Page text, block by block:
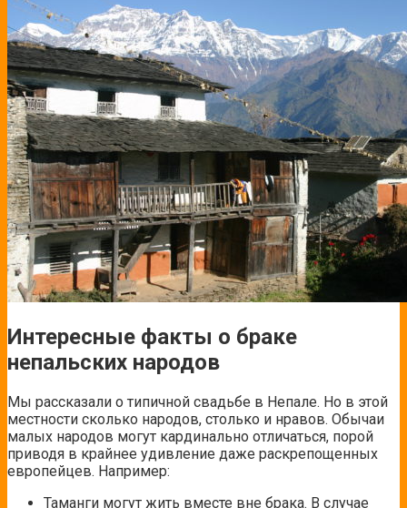
Интересные факты о браке
непальских народов
Мы рассказали о типичной свадьбе в Непале. Но в этой
местности сколько народов, столько и нравов. Обычаи
малых народов могут кардинально отличаться, порой
приводя в крайнее удивление даже раскрепощенных
европейцев. Например:
Таманги могут жить вместе вне брака. В случае